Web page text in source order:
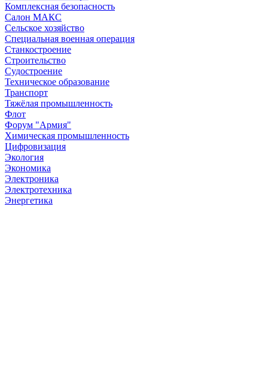
Комплексная безопасность
Салон МАКС
Сельское хозяйство
Специальная военная операция
Станкостроение
Строительство
Судостроение
Техническое образование
Транспорт
Тяжёлая промышленность
Флот
Форум "Армия"
Химическая промышленность
Цифровизация
Экология
Экономика
Электроника
Электротехника
Энергетика